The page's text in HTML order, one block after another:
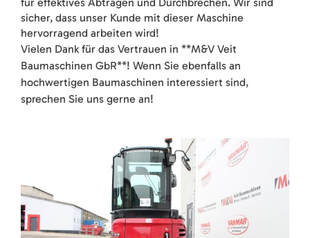
sicher, dass unser Kunde mit dieser Maschine
hervorragend arbeiten wird!
Vielen Dank für das Vertrauen in **M&V Veit
Baumaschinen GbR**! Wenn Sie ebenfalls an
hochwertigen Baumaschinen interessiert sind,
sprechen Sie uns gerne an!